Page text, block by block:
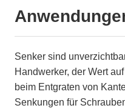
Senker sind
Handwerker, der Wert
beim Entgraten von
Senkungen für